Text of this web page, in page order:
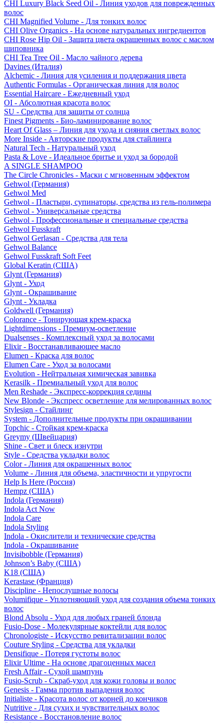
CHI Luxury Black Seed Oil - Линия уходов для поврежденных
волос
CHI Magnified Volume - Для тонких волос
CHI Olive Organics - На основе натуральных ингредиентов
CHI Rose Hip Oil - Защита цвета окрашенных волос с маслом
шиповника
CHI Tea Tree Oil - Масло чайного дерева
Davines (Италия)
Alchemic - Линия для усиления и поддержания цвета
Authentic Formulas - Органическая линия для волос
Essential Haircare - Eжедневный уход
OI - Абсолютная красота волос
SU - Средства для защиты от солнца
Finest Pigments - Био-ламинирование волос
Heart Of Glass – Линия для ухода и сияния светлых волос
More Inside - Авторские продукты для стайлинга
Natural Tech - Натуральный уход
Pasta & Love - Идеальное бритье и уход за бородой
A SINGLE SHAMPOO
The Circle Chronicles - Маски с мгновенным эффектом
Gehwol (Германия)
Gehwol Med
Gehwol - Пластыри, супинаторы, средства из гель-полимера
Gehwol - Универсальные средства
Gehwol - Профессиональные и специальные средства
Gehwol Fusskraft
Gehwol Gerlasan - Средства для тела
Gehwol Balance
Gehwol Fusskraft Soft Feet
Global Keratin (США)
Glynt (Германия)
Glynt - Уход
Glynt - Окрашивание
Glynt - Укладка
Goldwell (Германия)
Colorance - Тонирующая крем-краска
Lightdimensions - Премиум-осветление
Dualsenses - Комплексный уход за волосами
Elixir - Восстанавливающее масло
Elumen - Краска для волос
Elumen Care - Уход за волосами
Evolution - Нейтральная химическая завивка
Kerasilk - Премиальный уход для волос
Men Reshade - Экспресс-коррекция седины
New Blonde - Экспресс осветление для мелированных волос
Stylesign - Стайлинг
System - Дополнительные продукты при окрашивании
Topchic - Стойкая крем-краска
Greymy (Швейцария)
Shine - Свет и блеск изнутри
Style - Средства укладки волос
Color - Линия для окрашенных волос
Volume - Линия для объема, эластичности и упругости
Help Is Here (Россия)
Hempz (США)
Indola (Германия)
Indola Act Now
Indola Care
Indola Styling
Indola - Окислители и технические средства
Indola - Окрашивание
Invisibobble (Германия)
Johnson’s Baby (США)
K18 (США)
Kerastase (Франция)
Discipline - Непослушные волосы
Volumifique - Уплотняющий уход для создания объема тонких
волос
Blond Absolu - Уход для любых граней блонда
Fusio-Dose - Молекулярные коктейли для волос
Chronologiste - Искусство ревитализации волос
Couture Styling - Средства для укладки
Densifique - Потеря густоты волос
Elixir Ultime - На основе драгоценных масел
Fresh Affair - Сухой шампунь
Fusio-Scrub - Скраб-уход для кожи головы и волос
Genesis - Гамма против выпадения волос
Initialiste - Красота волос от корней до кончиков
Nutritive - Для сухих и чувствительных волос
Resistance - Восстановление волос